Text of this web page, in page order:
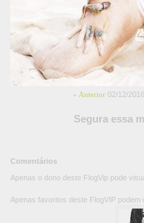
« Anterior 02/12/
Segura essa
Comentários
Apenas o dono deste FlogVip pode
Apenas favoritos deste FlogVIP podem